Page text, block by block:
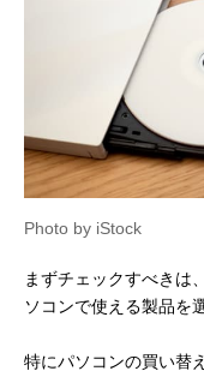
Photo by iStock
まずチェックすべきは、
ソコンで使える製品を
特にパソコンの買い替